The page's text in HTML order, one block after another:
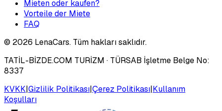
Mieten oder kaufen?
Vorteile der Miete
FAQ
© 2026 LenaCars. Tüm hakları saklıdır.
TATİL-BİZDE.COM TURİZM · TÜRSAB İşletme Belge No:
8337
KVKK|Gizlilik Politikası|Çerez Politikası|Kullanım
Koşulları